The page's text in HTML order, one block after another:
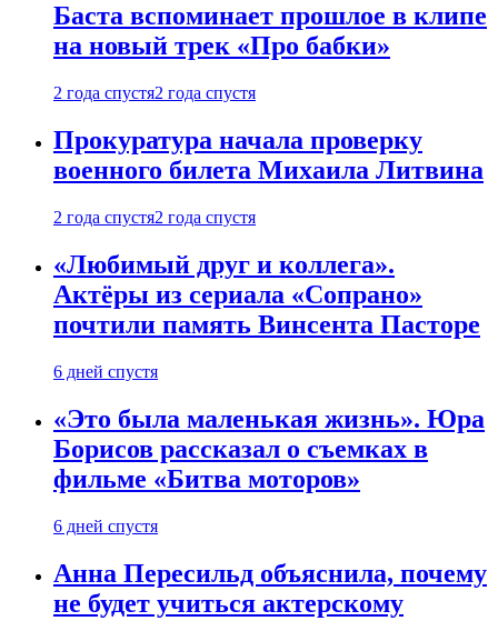
Баста вспоминает прошлое в клипе
на новый трек «Про бабки»
2 года спустя2 года спустя
Прокуратура начала проверку
военного билета Михаила Литвина
2 года спустя2 года спустя
«Любимый друг и коллега».
Актёры из сериала «Сопрано»
почтили память Винсента Пасторе
6 дней спустя
«Это была маленькая жизнь». Юра
Борисов рассказал о съемках в
фильме «Битва моторов»
6 дней спустя
Анна Пересильд объяснила, почему
не будет учиться актерскому